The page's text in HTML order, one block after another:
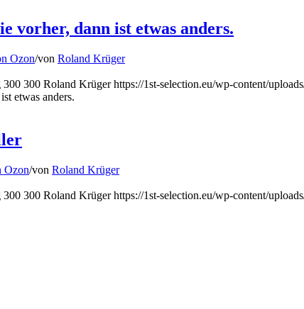
vorher, dann ist etwas anders.
Ozon/von Roland Krüger
300 300 Roland Krüger https://1st-selection.eu/wp-content/
etwas anders.
Ozon/von Roland Krüger
300 300 Roland Krüger https://1st-selection.eu/wp-content/